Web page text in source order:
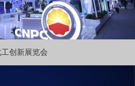
创新展览会